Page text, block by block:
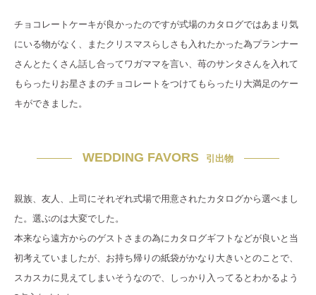
チョコレートケーキが良かったのですが式場のカタログではあまり気
にいる物がなく、またクリスマスらしさも入れたかった為プランナー
さんとたくさん話し合ってワガママを言い、苺のサンタさんを入れて
もらったりお星さまのチョコレートをつけてもらったり大満足のケー
キができました。
WEDDING FAVORS 引出物
親族、友人、上司にそれぞれ式場で用意されたカタログから選べまし
た。選ぶのは大変でした。
本来なら遠方からのゲストさまの為にカタログギフトなどが良いと当
初考えていましたが、お持ち帰りの紙袋がかなり大きいとのことで、
スカスカに見えてしまいそうなので、しっかり入ってるとわかるよう